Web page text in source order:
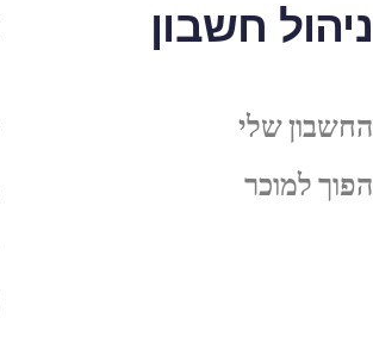
ניהול חשבון
החשבון שלי
הפוך למוכר